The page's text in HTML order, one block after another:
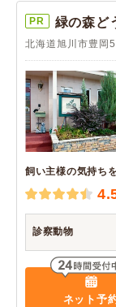
PR 緑の森ど
北海道旭川市豊岡
飼い主様の気持ち
診察動物
ネット予